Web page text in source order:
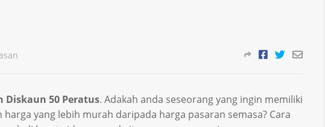
Diskaun 50 Peratus. Adakah anda seseorang yang ingin memiliki
yang lebih murah daripada harga pasaran semasa? Cara